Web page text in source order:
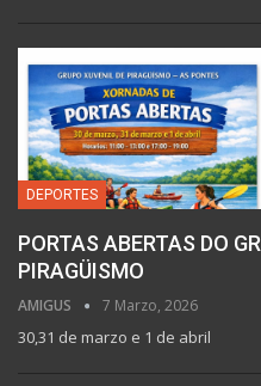
DEPORTES
PORTAS ABERTAS DO
PIRAGÜISMO
AMIGUS 7 Marzo, 2026
30,31 de marzo e 1 de abril